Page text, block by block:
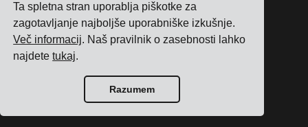
Ta spletna stran uporablja piškotke za
zagotavljanje najboljše uporabniške izkušnje.
Več informacij. Naš pravilnik o zasebnosti lahko
najdetetukaj.
Razumem
Poglejte, kako lahko
izboljšamo vašo
vsakodnevno logistiko